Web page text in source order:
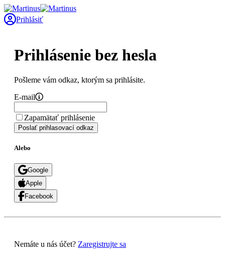
Prihlásiť
Prihlásenie bez hesla
Pošleme vám odkaz, ktorým sa prihlásite.
E-mail
Zapamätať prihlásenie
Poslať prihlasovací odkaz
Alebo
Google
Apple
Facebook
Nemáte u nás účet? Zaregistrujte sa